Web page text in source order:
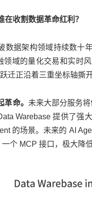
收割数据革命红利？
数据架构领域持续数十
域的量化交易和实时
迁正沿着三重坐标轴撕
命。 未来大部分服务
Warebase 提供了强
的场景。未来的 AI
个 MCP 接口，极大降